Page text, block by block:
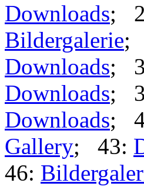
Downloads;
Bildergalerie;
Downloads;
Downloads;
Downloads;
Gallery; 43:
46: